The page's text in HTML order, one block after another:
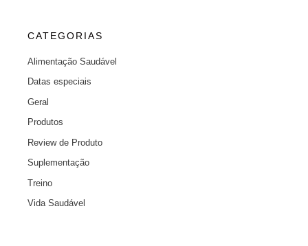
CATEGORIAS
Alimentação Saudável
Datas especiais
Geral
Produtos
Review de Produto
Suplementação
Treino
Vida Saudável